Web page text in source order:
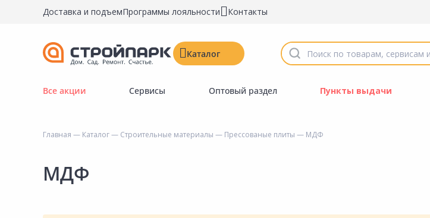
Доставка и подъемПрограммы лояльности Контакты
Каталог
Строительные материалы
Инструменты и крепёж
Керамическая плитка
Все акции Сервисы Оптовый раздел Пункты выдачи
Главная — Каталог— Строительные материалы — Прессованые плиты — МДФ
МДФ